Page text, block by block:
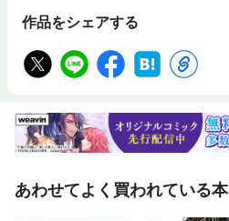
作品をシェアする
あわせてよく買われている本